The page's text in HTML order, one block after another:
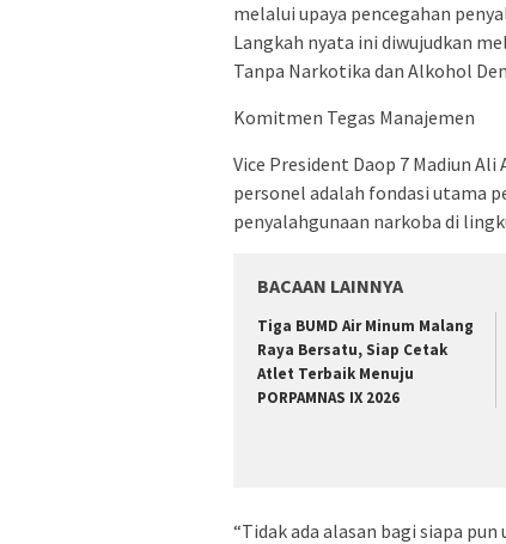
melalui upaya pencegahan
Langkah nyata ini diwujudkan
Tanpa Narkotika dan Alkohol
Komitmen Tegas Manajemen
Vice President Daop 7 Madiun
personel adalah fondasi utama
penyalahgunaan narkoba di
BACAAN LAINNYA
Tiga BUMD Air Minum Malang
Raya Bersatu, Siap Cetak
Atlet Terbaik Menuju
PORPAMNAS IX 2026
“Tidak ada alasan bagi siapa